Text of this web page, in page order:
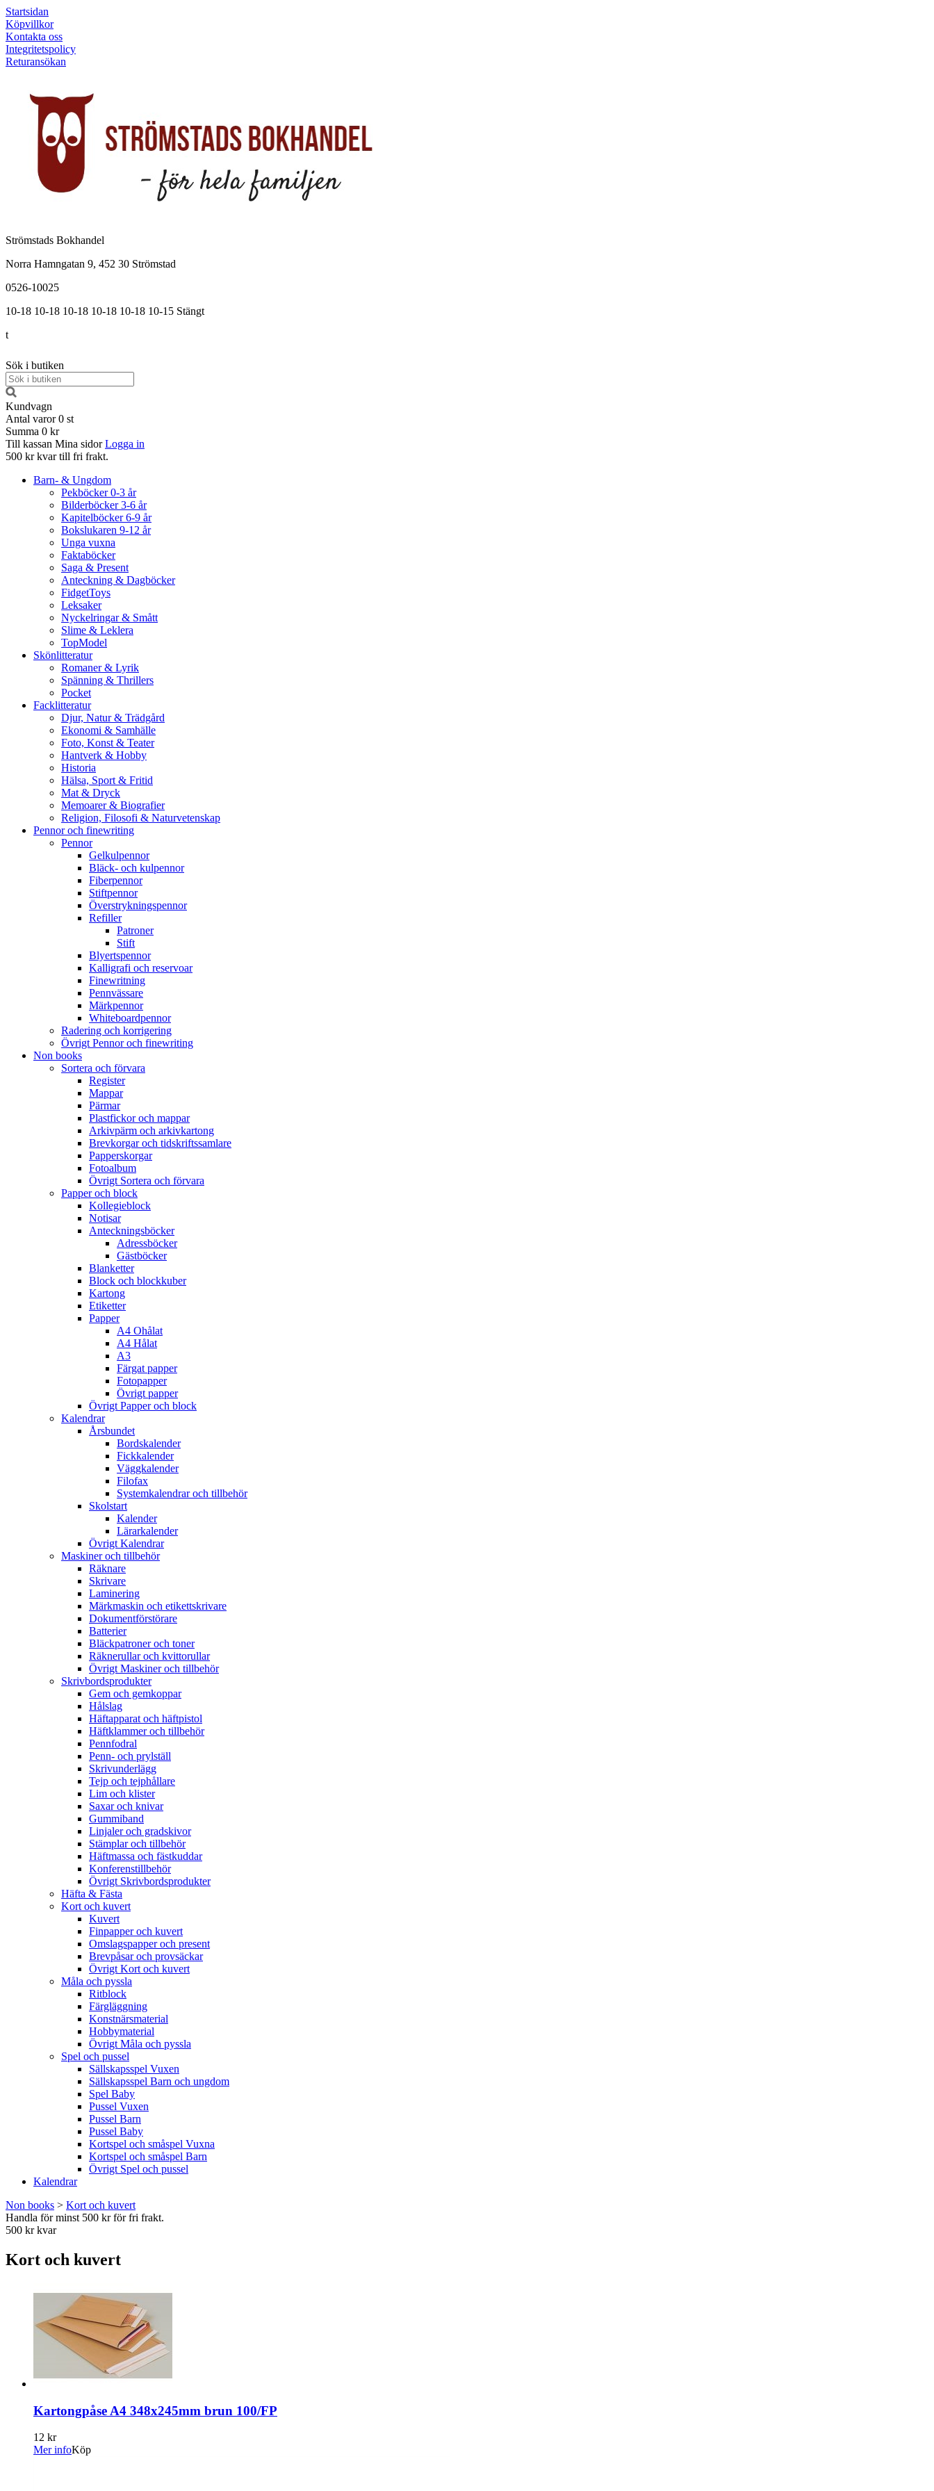
Startsidan
Köpvillkor
Kontakta oss
Integritetspolicy
Returansökan
Strömstads Bokhandel
Norra Hamngatan 9, 452 30 Strömstad
0526-10025
10-18 10-18 10-18 10-18 10-18 10-15 Stängt
t
Sök i butiken
Kundvagn
Antal varor 0 st
Summa 0 kr
Till kassan Mina sidor Logga in
500 kr kvar till fri frakt.
Barn- & Ungdom
Pekböcker 0-3 år
Bilderböcker 3-6 år
Kapitelböcker 6-9 år
Bokslukaren 9-12 år
Unga vuxna
Faktaböcker
Saga & Present
Anteckning & Dagböcker
FidgetToys
Leksaker
Nyckelringar & Smått
Slime & Leklera
TopModel
Skönlitteratur
Romaner & Lyrik
Spänning & Thrillers
Pocket
Facklitteratur
Djur, Natur & Trädgård
Ekonomi & Samhälle
Foto, Konst & Teater
Hantverk & Hobby
Historia
Hälsa, Sport & Fritid
Mat & Dryck
Memoarer & Biografier
Religion, Filosofi & Naturvetenskap
Pennor och finewriting
Pennor
Gelkulpennor
Bläck- och kulpennor
Fiberpennor
Stiftpennor
Överstrykningspennor
Refiller
Patroner
Stift
Blyertspennor
Kalligrafi och reservoar
Finewritning
Pennvässare
Märkpennor
Whiteboardpennor
Radering och korrigering
Övrigt Pennor och finewriting
Non books
Sortera och förvara
Register
Mappar
Pärmar
Plastfickor och mappar
Arkivpärm och arkivkartong
Brevkorgar och tidskriftssamlare
Papperskorgar
Fotoalbum
Övrigt Sortera och förvara
Papper och block
Kollegieblock
Notisar
Anteckningsböcker
Adressböcker
Gästböcker
Blanketter
Block och blockkuber
Kartong
Etiketter
Papper
A4 Ohålat
A4 Hålat
A3
Färgat papper
Fotopapper
Övrigt papper
Övrigt Papper och block
Kalendrar
Årsbundet
Bordskalender
Fickkalender
Väggkalender
Filofax
Systemkalendrar och tillbehör
Skolstart
Kalender
Lärarkalender
Övrigt Kalendrar
Maskiner och tillbehör
Räknare
Skrivare
Laminering
Märkmaskin och etikettskrivare
Dokumentförstörare
Batterier
Bläckpatroner och toner
Räknerullar och kvittorullar
Övrigt Maskiner och tillbehör
Skrivbordsprodukter
Gem och gemkoppar
Hålslag
Häftapparat och häftpistol
Häftklammer och tillbehör
Pennfodral
Penn- och prylställ
Skrivunderlägg
Tejp och tejphållare
Lim och klister
Saxar och knivar
Gummiband
Linjaler och gradskivor
Stämplar och tillbehör
Häftmassa och fästkuddar
Konferenstillbehör
Övrigt Skrivbordsprodukter
Häfta & Fästa
Kort och kuvert
Kuvert
Finpapper och kuvert
Omslagspapper och present
Brevpåsar och provsäckar
Övrigt Kort och kuvert
Måla och pyssla
Ritblock
Färgläggning
Konstnärsmaterial
Hobbymaterial
Övrigt Måla och pyssla
Spel och pussel
Sällskapsspel Vuxen
Sällskapsspel Barn och ungdom
Spel Baby
Pussel Vuxen
Pussel Barn
Pussel Baby
Kortspel och småspel Vuxna
Kortspel och småspel Barn
Övrigt Spel och pussel
Kalendrar
Non books > Kort och kuvert
Handla för minst 500 kr för fri frakt.
500 kr kvar
Kort och kuvert
Kartongpåse A4 348x245mm brun 100/FP
12 kr
Mer infoKöp